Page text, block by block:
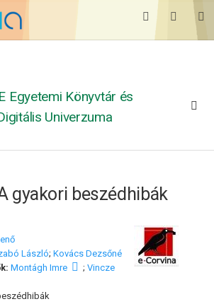
Egyetemi Könyvtár és
Univerzuma
gyakori beszédhibák
László; Kovács Dezsőné
Montágh Imre ; Vincze